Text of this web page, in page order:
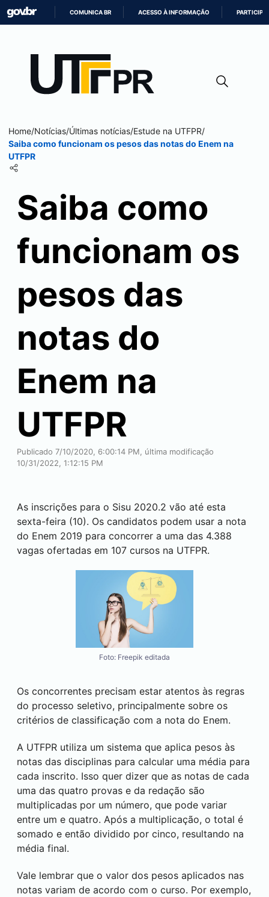
CONTEÚDO
COMUNICA BR ACESSO À INFORMAÇÃO PARTICIPE
Home/Notícias/Últimas notícias/Estude na UTFPR/
Saiba como funcionam os pesos das notas do Enem na
UTFPR
Saiba como
funcionam os
pesos das
notas do
Enem na
UTFPR
Publicado 7/10/2020, 6:00:14 PM, última modificação
10/31/2022, 1:12:15 PM
As inscrições para o Sisu 2020.2 vão até esta
sexta-feira (10). Os candidatos podem usar a nota
do Enem 2019 para concorrer a uma das 4.388
vagas ofertadas em 107 cursos na UTFPR.
Foto: Freepik editada
Os concorrentes precisam estar atentos às regras
do processo seletivo, principalmente sobre os
critérios de classificação com a nota do Enem.
A UTFPR utiliza um sistema que aplica pesos às
notas das disciplinas para calcular uma média para
cada inscrito. Isso quer dizer que as notas de cada
uma das quatro provas e da redação são
multiplicadas por um número, que pode variar
entre um e quatro. Após a multiplicação, o total é
somado e então dividido por cinco, resultando na
média final.
Vale lembrar que o valor dos pesos aplicados nas
notas variam de acordo com o curso. Por exemplo,